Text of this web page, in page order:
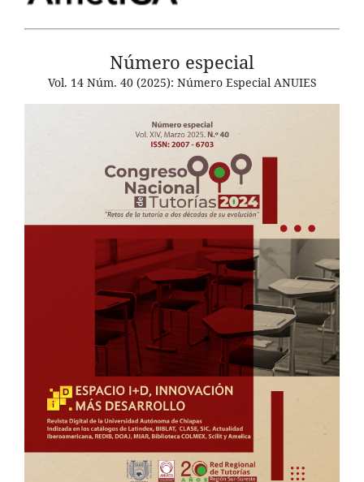
Número especial
Vol. 14 Núm. 40 (2025): Número Especial ANUIES